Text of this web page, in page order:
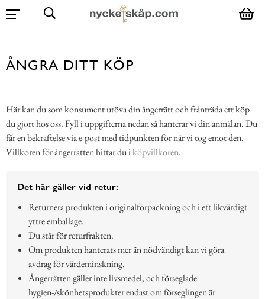
ÅNGRA DITT KÖP
Här kan du som konsument utöva din ångerrätt och frånträda ett köp
du gjort hos oss. Fyll i uppgifterna nedan så hanterar vi din anmälan. Du
får en bekräftelse via e-post med tidpunkten för när vi tog emot den.
Villkoren för ångerrätten hittar du iköpvillkoren.
Det här gäller vid retur:
Returnera produkten i originalförpackning och i ett likvärdigt
yttre emballage.
Du står för returfrakten.
Om produkten hanterats mer än nödvändigt kan vi göra
avdrag för värdeminskning.
Ångerrätten gäller inte livsmedel, och förseglade
hygien-/skönhetsprodukter endast om förseglingen är